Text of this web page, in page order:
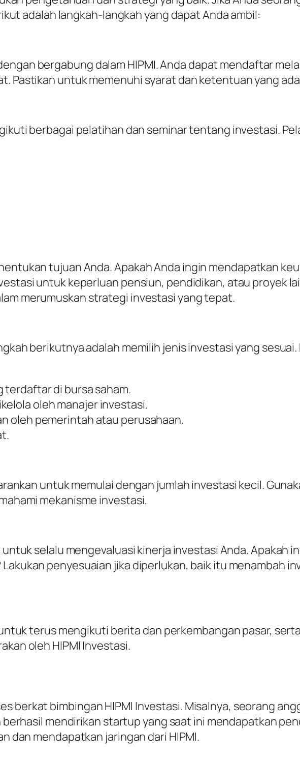
adalah langkah-langkah yang dapat Anda ambil:
bergabung dalam HIPMI. Anda dapat mendaftar
Pastikan untuk memenuhi syarat dan ketentuan yang
berbagai pelatihan dan seminar tentang investasi.
tujuan Anda. Apakah Anda ingin mendapatkan
untuk keperluan pensiun, pendidikan, atau proyek
merumuskan strategi investasi yang tepat.
berikutnya adalah memilih jenis investasi yang
terdaftar di bursa saham.
oleh manajer investasi.
oleh pemerintah atau perusahaan.
untuk memulai dengan jumlah investasi kecil.
mekanisme investasi.
selalu mengevaluasi kinerja investasi Anda. Apakah
penyesuaian jika diperlukan, baik itu menambah
terus mengikuti berita dan perkembangan pasar,
oleh HIPMI Investasi.
berkat bimbingan HIPMI Investasi. Misalnya, seorang
mendirikan startup yang saat ini mendapatkan
dan mendapatkan jaringan dari HIPMI.